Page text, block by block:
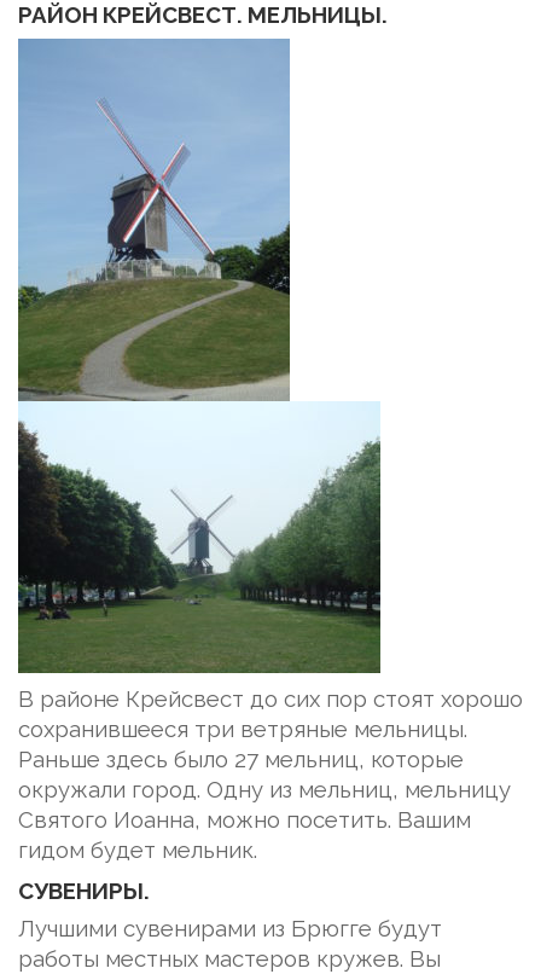
РАЙОН КРЕЙСВЕСТ. МЕЛЬНИЦЫ.
В районе Крейсвест до сих пор стоят хорошо
сохранившееся три ветряные мельницы.
Раньше здесь было 27 мельниц, которые
окружали город. Одну из мельниц, мельницу
Святого Иоанна, можно посетить. Вашим
гидом будет мельник.
СУВЕНИРЫ.
Лучшими сувенирами из Брюгге будут
работы местных мастеров кружев. Вы